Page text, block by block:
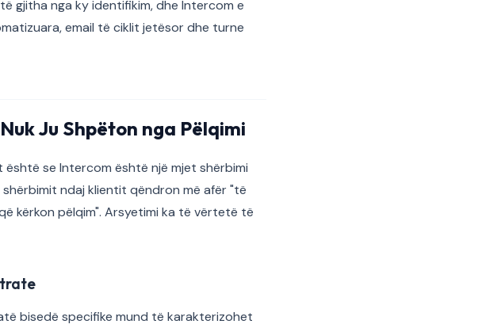
gjitha nga ky identifikim, dhe Intercom e
email të ciklit jetësor dhe turne
Ju Shpëton nga Pëlqimi
se Intercom është një mjet shërbimi
ndaj klientit qëndron më afër "të
kërkon pëlqim". Arsyetimi ka të vërtetë të
bisedë specifike mund të karakterizohet